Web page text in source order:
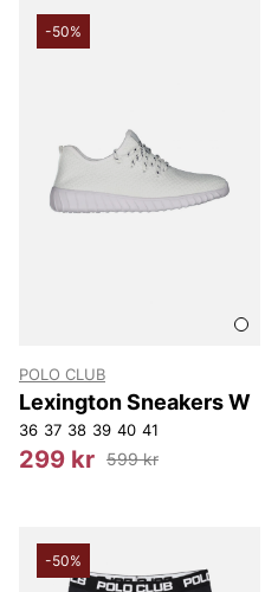
-50%
POLO CLUB
Lexington Sneakers W
36 37 38 39 40 41
299 kr 599 kr
-50%